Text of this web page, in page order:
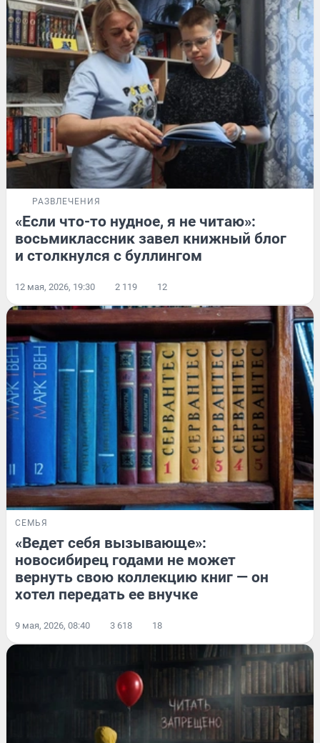
РАЗВЛЕЧЕНИЯ
«Если что-то нудное, я не читаю»:
восьмиклассник завел книжный блог
и столкнулся с буллингом
12 мая, 2026, 19:30 2 119 12
СЕМЬЯ
«Ведет себя вызывающе»:
новосибирец годами не может
вернуть свою коллекцию книг — он
хотел передать ее внучке
9 мая, 2026, 08:40 3 618 18